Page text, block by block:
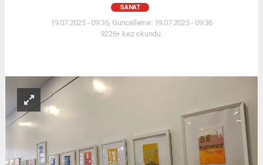
SANAT
19.07.2025 - 09:36, Güncelleme: 19.07.2025 - 09:36
9226+ kez okundu.